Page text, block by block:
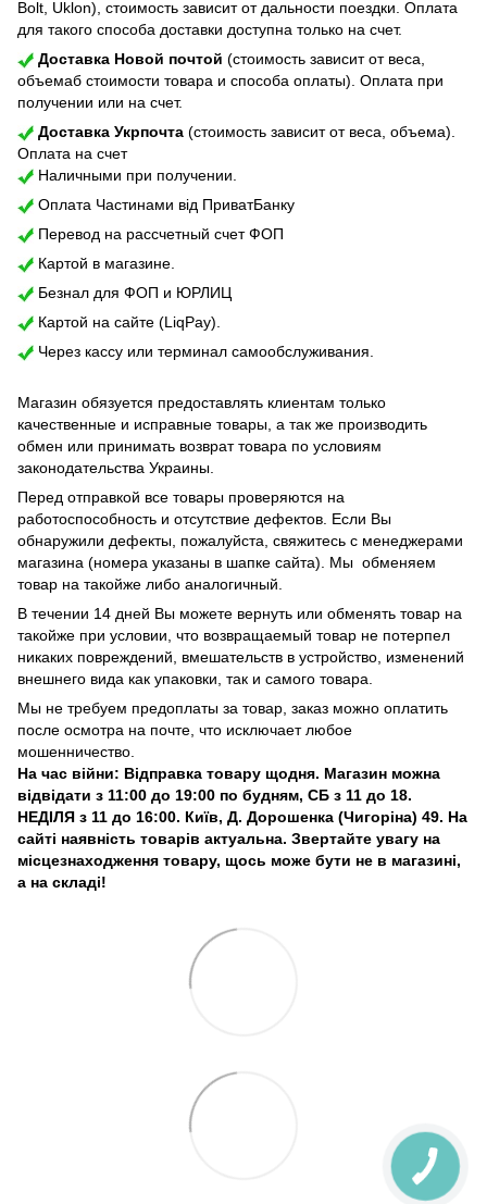
Bolt, Uklon), стоимость зависит от дальности поездки. Оплата
для такого способа доставки доступна только на счет.
Доставка Новой почтой (стоимость зависит от веса,
объемаб стоимости товара и способа оплаты). Оплата при
получении или на счет.
Доставка Укрпочта (стоимость зависит от веса, объема).
Оплата на счет
Наличными при получении.
Оплата Частинами від ПриватБанку
Перевод на рассчетный счет ФОП
Картой в магазине.
Безнал для ФОП и ЮРЛИЦ
Картой на сайте (LiqPay).
Через кассу или терминал самообслуживания.
Магазин обязуется предоставлять клиентам только
качественные и исправные товары, а так же производить
обмен или принимать возврат товара по условиям
законодательства Украины.
Перед отправкой все товары проверяются на
работоспособность и отсутствие дефектов. Если Вы
обнаружили дефекты, пожалуйста, свяжитесь с менеджерами
магазина (номера указаны в шапке сайта). Мы обменяем
товар на такойже либо аналогичный.
В течении 14 дней Вы можете вернуть или обменять товар на
такойже при условии, что возвращаемый товар не потерпел
никаких повреждений, вмешательств в устройство, изменений
внешнего вида как упаковки, так и самого товара.
Мы не требуем предоплаты за товар, заказ можно оплатить
после осмотра на почте, что исключает любое
мошенничество.
На час війни: Відправка товару щодня. Магазин можна
відвідати з 11:00 до 19:00 по будням, СБ з 11 до 18.
НЕДІЛЯ з 11 до 16:00. Київ, Д. Дорошенка (Чигоріна) 49. На
сайті наявність товарів актуальна. Звертайте увагу на
місцезнаходження товару, щось може бути не в магазині,
а на складі!